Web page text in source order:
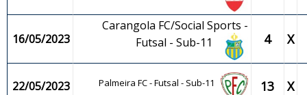
16/05/2023
Carangola FC/Social Sports -
Futsal - Sub-11
4 X
22/05/2023 Palmeira FC - Futsal - Sub-11 13 X